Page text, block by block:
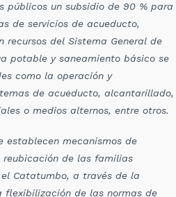
públicos un subsidio de 90 % para
de servicios de acueducto,
recursos del Sistema General de
potable y saneamiento básico se
como la operación y
de acueducto, alcantarillado,
o medios alternos, entre otros.
establecen mecanismos de
de las familias
Catatumbo, a través de la
flexibilización de las normas de